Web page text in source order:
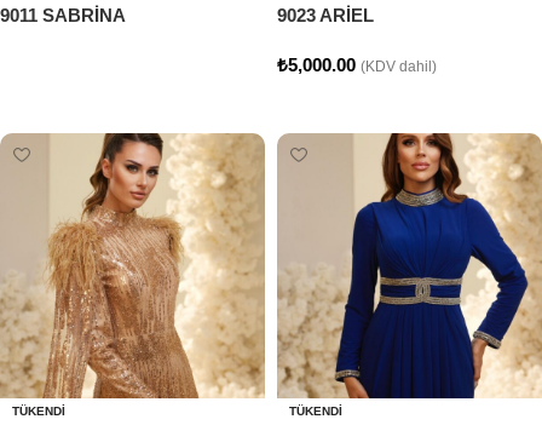
9011 SABRİNA 9023 ARİEL
₺5,000.00 (KDV dahil)
TÜKENDI TÜKENDI